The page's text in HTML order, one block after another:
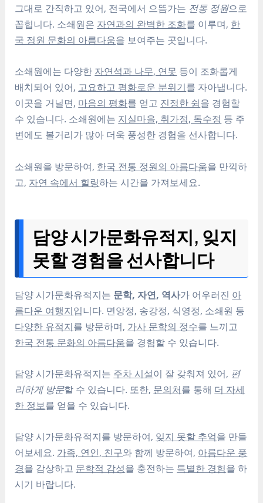
그대로 간직하고 있어, 전국에서 으뜸가는 전통 정원으로
꼽힙니다. 소쇄원은 자연과의 완벽한 조화를 이루며, 한
국 정원 문화의 아름다움을 보여주는 곳입니다.
소쇄원에는 다양한 자연석과 나무, 연못 등이 조화롭게
배치되어 있어, 고요하고 평화로운 분위기를 자아냅니다.
이곳을 거닐면, 마음의 평화를 얻고 진정한 쉼을 경험할
수 있습니다. 소쇄원에는 지실마을, 취가정, 독수정 등 주
변에도 볼거리가 많아 더욱 풍성한 경험을 선사합니다.
소쇄원을 방문하여, 한국 전통 정원의 아름다움을 만끽하
고, 자연 속에서 힐링하는 시간을 가져보세요.
담양 시가문화유적지, 잊지
못할 경험을 선사합니다
담양 시가문화유적지는 문학, 자연, 역사가 어우러진 아
름다운 여행지입니다. 면앙정, 송강정, 식영정, 소쇄원 등
다양한 유적지를 방문하며, 가사 문학의 정수를 느끼고
한국 전통 문화의 아름다움을 경험할 수 있습니다.
담양 시가문화유적지는 주차 시설이 잘 갖춰져 있어, 편
리하게 방문할 수 있습니다. 또한, 문의처를 통해 더 자세
한 정보를 얻을 수 있습니다.
담양 시가문화유적지를 방문하여, 잊지 못할 추억을 만들
어보세요. 가족, 연인, 친구와 함께 방문하여, 아름다운 풍
경을 감상하고 문학적 감성을 충전하는 특별한 경험을 하
시기 바랍니다.